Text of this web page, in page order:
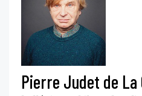
Pierre Judet de La